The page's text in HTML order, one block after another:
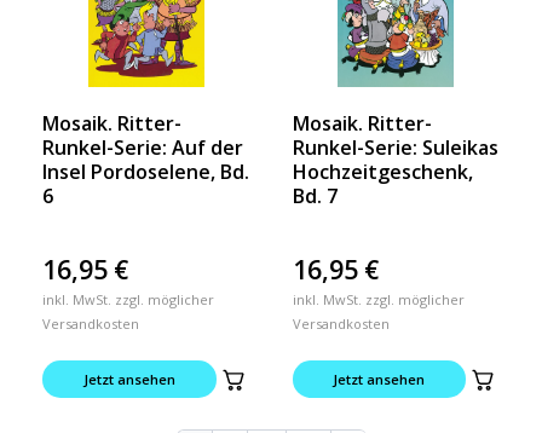
Mosaik. Ritter-
Runkel-Serie: Auf der
Insel Pordoselene, Bd.
6
16,95 €
inkl. MwSt. zzgl. möglicher
Versandkosten
Jetzt ansehen
Mosaik. Ritter-
Runkel-Serie: Suleikas
Hochzeitgeschenk,
Bd. 7
16,95 €
inkl. MwSt. zzgl. möglicher
Versandkosten
Jetzt ansehen